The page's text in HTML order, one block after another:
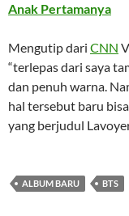
Anak Pertamanya
Mengutip dari CNN
“terlepas dari saya
dan penuh warna.
hal tersebut baru
yang berjudul
ALBUM BARU BTS